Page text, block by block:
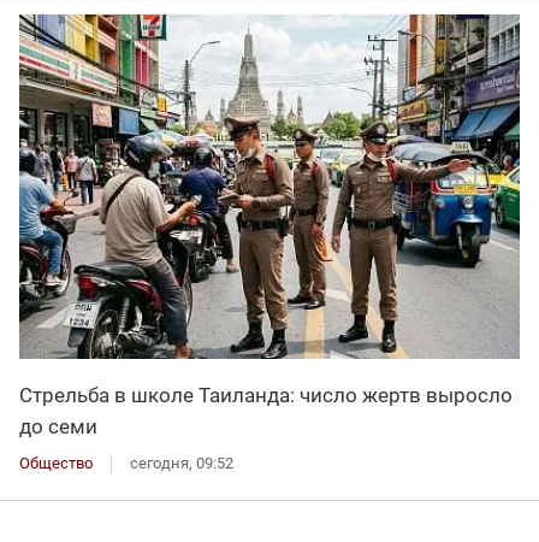
Стрельба в школе Таиланда: число жертв выросло
до семи
Общество сегодня, 09:52